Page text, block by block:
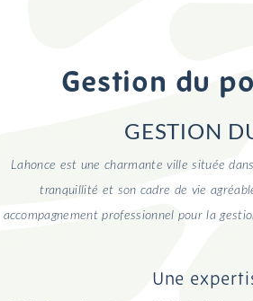
Gestion du
GESTION
Lahonce est une charmante ville située
tranquillité et son cadre de vie
accompagnement professionnel pour la
Une